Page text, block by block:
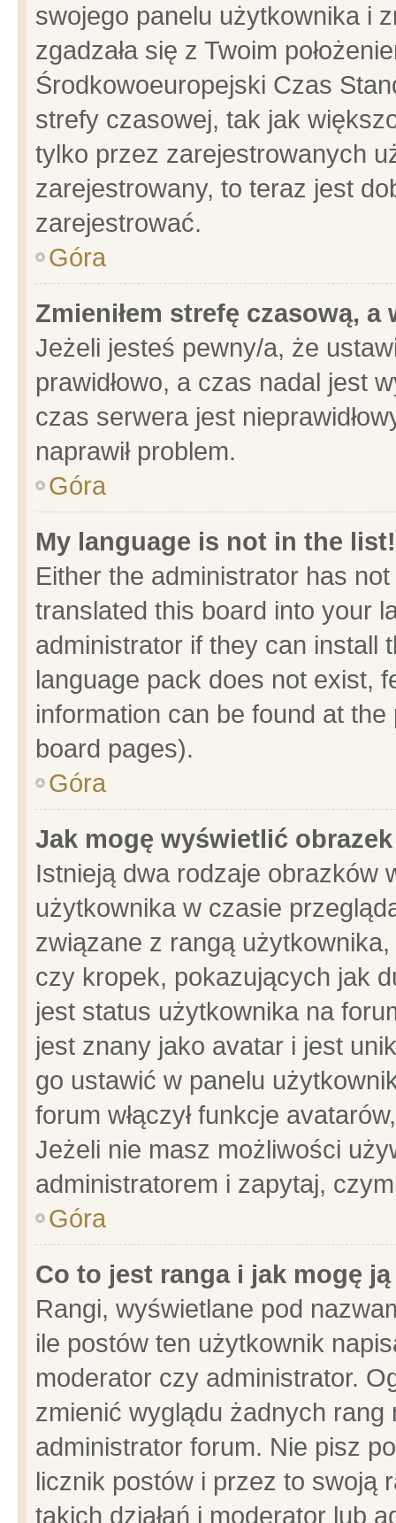
swojego panelu użytkownika i
zgadzała się z Twoim
Środkowoeuropejski Czas
strefy czasowej, tak jak
tylko przez zarejestrowanych
zarejestrowany, to teraz jest
zarejestrować.
Góra
Zmieniłem strefę czasową,
Jeżeli jesteś pewny/a, że
prawidłowo, a czas nadal jest
czas serwera jest
naprawił problem.
Góra
My language is not in the list!
Either the administrator has
translated this board into your
administrator if they can install
language pack does not exist,
information can be found at
board pages).
Góra
Jak mogę wyświetlić
Istnieją dwa rodzaje obrazków
użytkownika w czasie
związane z rangą
czy kropek, pokazujących jak
jest status użytkownika na
jest znany jako avatar i jest
go ustawić w panelu
forum włączył funkcje
Jeżeli nie masz możliwości
administratorem i zapytaj,
Góra
Co to jest ranga i jak mogę
Rangi, wyświetlane pod
ile postów ten użytkownik
moderator czy administrator.
zmienić wyglądu żadnych
administrator forum. Nie pisz
licznik postów i przez to swoją
takich działań i moderator lub